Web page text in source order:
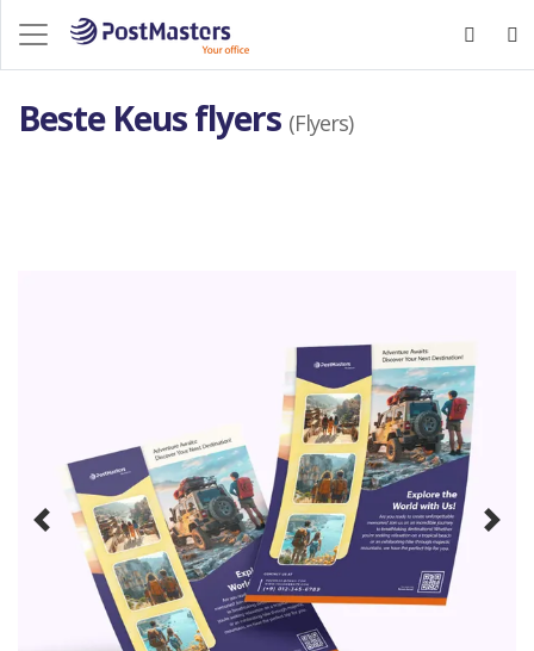
Beste Keus flyers (Flyers)